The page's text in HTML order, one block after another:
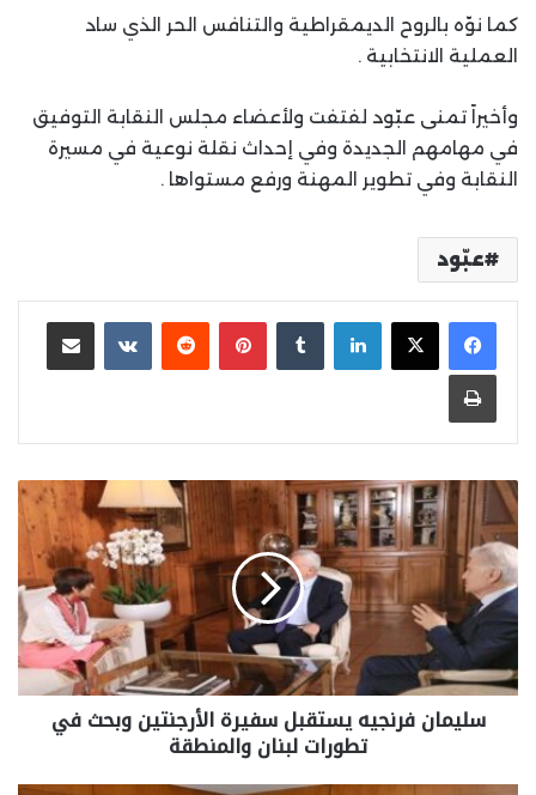
كما نوّه بالروح الديمقراطية والتنافس الحر الذي ساد
العملية الانتخابية .
وأخيراً تمنى عبّود لفتفت ولأعضاء مجلس النقابة التوفيق
في مهامهم الجديدة وفي إحداث نقلة نوعية في مسيرة
النقابة وفي تطوير المهنة ورفع مستواها .
عبّود
لينكدإن بينتيريست مشاركة عبر البريد
طباعة
سليمان فرنجيه يستقبل سفيرة الأرجنتين وبحث في
تطورات لبنان والمنطقة